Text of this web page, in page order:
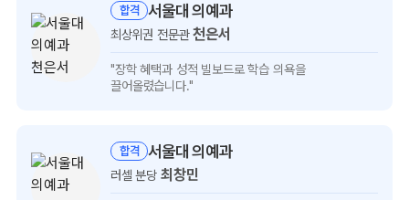
합격 서울대 의예과
최상위권 전문관천은서
"장학 혜택과 성적 빌보드로학습 의욕을
끌어올렸습니다."
합격 서울대 의예과
러셀 분당 최창민